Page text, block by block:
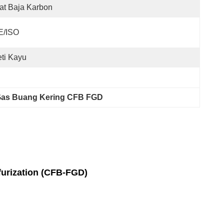
Baja Karbon
ISO
Kayu
Buang Kering CFB FGD
(CFB-FGD)